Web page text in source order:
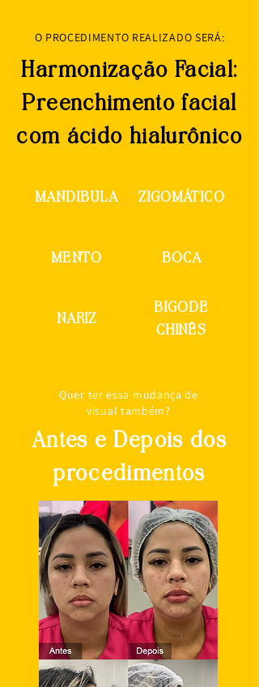
O PROCEDIMENTO REALIZADO SERÁ:
Harmonização Facial:
Preenchimento facial
com ácido hialurônico
MANDIBULA ZIGOMÁTICO
MENTO BOCA
NARIZ
BIGODE
CHINÊS
Quer ter essa mudança de
visual também?
Antes e Depois dos
procedimentos